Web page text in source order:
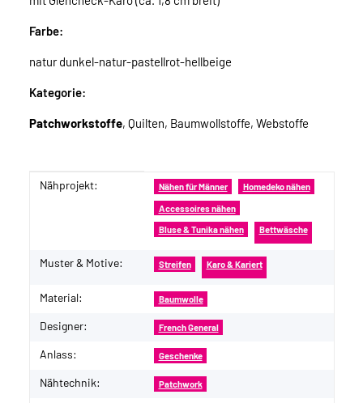
Farbe:
natur dunkel-natur-pastellrot-hellbeige
Kategorie:
Patchworkstoffe, Quilten, Baumwollstoffe, Webstoffe
Produkteigenschaft
Wert
Nähprojekt: Nähen für Männer Homedeko nähen
Accessoires nähen
Bluse & Tunika nähen Bettwäsche
Muster & Motive: Streifen Karo & Kariert
Material: Baumwolle
Designer: French General
Anlass: Geschenke
Nähtechnik: Patchwork